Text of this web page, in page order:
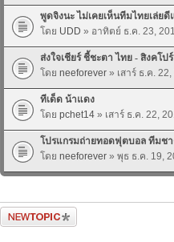
พูดจิงนะ ไม่เคยเห็นทีมไทยเล่ย
โดย UDD » อาทิตย์ ธ.ค. 23,
ส่งใจเชียร์ ชี้ชะตา ไทย - สิงคโป
โดย neeforever» เสาร์ ธ.ค.
ทีเด็ด น้าแดง
โดย pchet14» เสาร์ ธ.ค. 22,
โปรแกรมถ่ายทอดฟุตบอล ทีมชา
โดย neeforever» พุธ ธ.ค. 19,
ตั้งกระทู้ใหม่